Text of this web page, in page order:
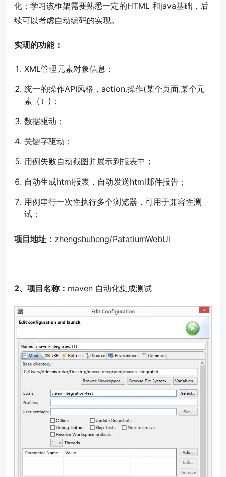
化；学习该框架需要熟悉一定的HTML 和java基础，后
续可以考虑自动编码的实现。
实现的功能：
XML管理元素对象信息；
统一的操作API风格，action.操作(某个页面.某个元
素（）)；
数据驱动；
关键字驱动；
用例失败自动截图并展示到报表中；
自动生成html报表，自动发送html邮件报告；
用例串行一次性执行多个浏览器，可用于兼容性测
试；
项目地址： zhengshuheng/PatatiumWebUi
2、项目名称： maven 自动化集成测试